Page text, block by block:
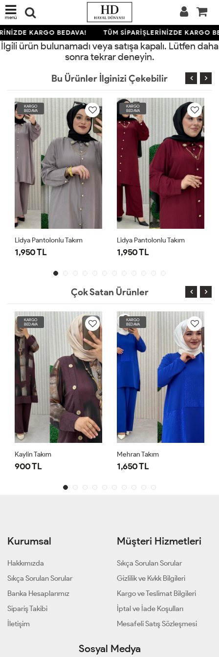
menü
KARGO BEDAVA! TÜM SİPARİŞLERİNİZDE KARGO
İlgili ürün bulunamadı veya satışa kapalı. Lütfen daha
sonra tekrar deneyin.
Bu Ürünler İlginizi Çekebilir
KARGO
BEDAVA
Lidya Pantolonlu Takım
1,950 TL
KARGO
BEDAVA
Lidya Pantolonlu Takım
1,950 TL
Çok Satan Ürünler
KARGO
BEDAVA
Kaylin Takım
900 TL
KARGO
BEDAVA
Mehran Takım
1,650 TL
Kurumsal
Hakkımızda
Sıkça Sorulan Sorular
Banka Hesaplarımız
Sipariş Takibi
İletişim
Müşteri Hizmetleri
Sıkça Sorulan Sorular
Gizlilik ve Kvkk Bilgileri
Kargo ve Teslimat Bilgileri
İptal ve İade Koşulları
Mesafeli Satış Sözleşmesi
Sosyal Medya